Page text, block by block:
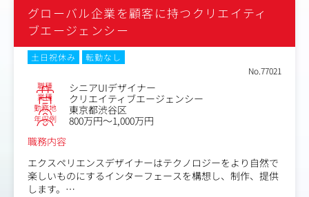
していきたいという方も歓迎です。
グローバル企業を顧客に持つクリエイティ
ブエージェンシー
土日祝休み
転勤なし
No.77021
職種 シニアUIデザイナー
業種 クリエイティブエージェンシー
勤務地 東京都渋谷区
年収例
800万円～1,000万円
職務内容
エクスペリエンスデザイナーはテクノロジーをより自然で
楽しいものにするインターフェースを構想し、制作、提供
します。